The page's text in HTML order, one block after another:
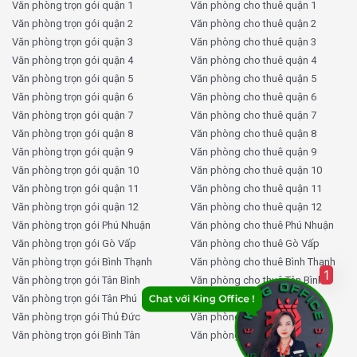
báo cháy tự động, đầu phun chữa cháy, chuông báo
động và lối thoát hiểm an toàn).
2. An ninh – bảo vệ chuyên nghiệp
Lực lượng bảo vệ trực 24/7 tại cổng ra vào, sảnh lễ
tân, tầng hầm và hành lang mỗi tầng.
Camera an ninh lắp đặt toàn bộ tòa nhà, giám sát liên
tục ngày đêm.
Sảnh lễ tân sang trọng với nhân viên lễ tân thân thiện,
hỗ trợ tiếp khách và chuyển tiếp thông tin chuyên
nghiệp.
3. Tiện ích nội khu – dịch vụ đi kèm
Khu pantry dùng chung được bố trí tiện nghi cho nhân
viên sử dụng.
Hệ thống WC nam – nữ riêng biệt mỗi tầng, được vệ
sinh định kỳ nhiều lần trong ngày.
Văn phòng trọn gói quận 1
Văn phòng trọn gói quận 2
Văn phòng trọn gói quận 3
Văn phòng trọn gói quận 4
Văn phòng trọn gói quận 5
Văn phòng trọn gói quận 6
Văn phòng trọn gói quận 7
Văn phòng trọn gói quận 8
Văn phòng trọn gói quận 9
Văn phòng trọn gói quận 10
Văn phòng trọn gói quận 11
Văn phòng trọn gói quận 12
Văn phòng trọn gói Phú Nhuận
Văn phòng trọn gói Gò Vấp
Văn phòng trọn gói Bình Thạnh
Văn phòng trọn gói Tân Bình
Văn phòng trọn gói Tân Phú
Văn phòng trọn gói Thủ Đức
Văn phòng trọn gói Bình Tân
Văn phòng cho thuê quận 1
Văn phòng cho thuê quận 2
Văn phòng cho thuê quận 3
Văn phòng cho thuê quận 4
Văn phòng cho thuê quận 5
Văn phòng cho thuê quận 6
Văn phòng cho thuê quận 7
Văn phòng cho thuê quận 8
Văn phòng cho thuê quận 9
Văn phòng cho thuê quận 10
Văn phòng cho thuê quận 11
Văn phòng cho thuê quận 12
Văn phòng cho thuê Phú Nhuận
Văn phòng cho thuê Gò Vấp
Văn phòng cho thuê Bình Thạnh
Văn phòng cho thuê Tân Bình
Văn phòng cho thuê Tân Phú
Văn phòng cho thuê Thủ Đức
Văn phòng cho thuê Bình Tân
1